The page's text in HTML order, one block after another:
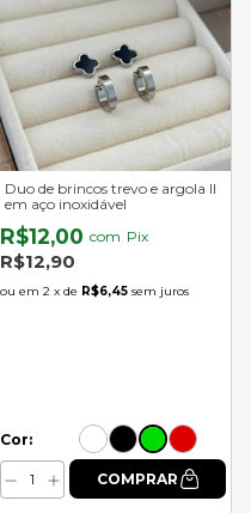
Duo de brincos trevo e argola II
em aço inoxidável
R$12,00 com Pix
R$12,90
2 x de R$6,45 sem juros
Cor: